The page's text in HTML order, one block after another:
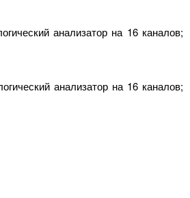
анализатор на 16 каналов;
анализатор на 16 каналов;